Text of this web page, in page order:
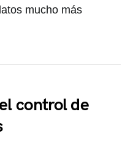
mucho más
control de